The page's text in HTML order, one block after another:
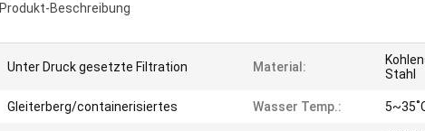
Produkt-Beschreibung
Unter Druck gesetzte Filtration Material:
Stahl
Gleiterberg/containerisiertes Wasser Temp.: